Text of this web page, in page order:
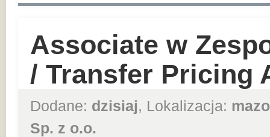
Associate w
/ Transfer Pricing
Dodane: dzisiaj, Lokalizacja:
Sp. z o.o.